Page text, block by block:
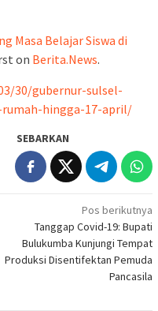
Masa Belajar Siswa di
on Berita.News.
30/gubernur-sulsel-
hingga-17-april/
SEBARKAN
Pos berikutnya
Tanggap Covid-19: Bupati
Bulukumba Kunjungi Tempat
Produksi Disentifektan Pemuda
Pancasila